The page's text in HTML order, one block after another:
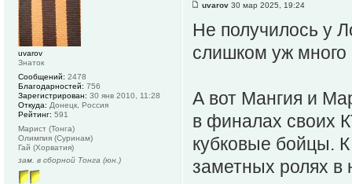
uvarov 30 мар 2025, 19:24
Не получилось у
слишком уж
А вот Мангия и
в финалах своих
кубковые бойцы.
заметных ролях в
uvarov
Знаток
Сообщений: 2478
Благодарностей: 756
Зарегистрирован: 30 янв 2010, 11:28
Откуда: Донецк, Россия
Рейтинг: 591
Марист (Тонга)
Олимпия (Суринам)
Гай (Хорватия)
зам. в сборной Тонга (юн.)